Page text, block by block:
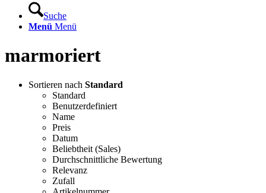
Suche
Menü Menü
marmoriert
Sortieren nach Standard
Standard
Benutzerdefiniert
Name
Preis
Datum
Beliebtheit (Sales)
Durchschnittliche Bewertung
Relevanz
Zufall